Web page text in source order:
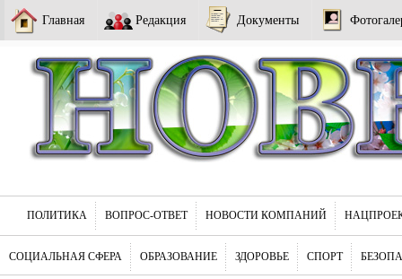
Главная Редакция Документы
ПОЛИТИКА ВОПРОС-ОТВЕТ НОВОСТИ КОМПАНИЙ
СОЦИАЛЬНАЯ СФЕРА ОБРАЗОВАНИЕ ЗДОРОВЬЕ СПОРТ